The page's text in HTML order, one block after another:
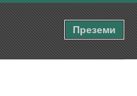
Преземи